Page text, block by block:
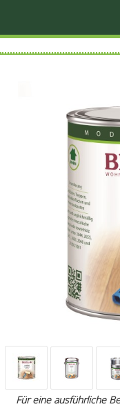
Für eine ausführliche